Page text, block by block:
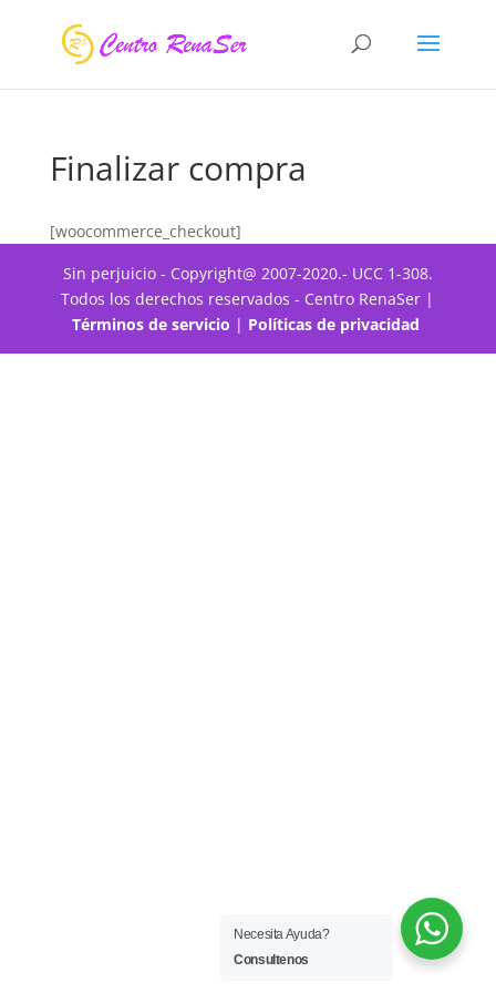
Finalizar compra
[woocommerce_checkout]
Sin perjuicio - Copyright@ 2007-2020.- UCC 1-308.
Todos los derechos reservados - Centro RenaSer |
Términos de servicio | Políticas de privacidad
Necesita Ayuda?
Consultenos